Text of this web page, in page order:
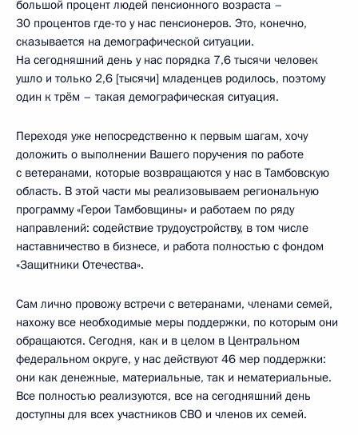
большой процент людей пенсионного возраста –
30 процентов где-то у нас пенсионеров. Это, конечно,
сказывается на демографической ситуации.
На сегодняшний день у нас порядка 7,6 тысячи человек
ушло и только 2,6 [тысячи] младенцев родилось, поэтому
один к трём – такая демографическая ситуация.
Переходя уже непосредственно к первым шагам, хочу
доложить о выполнении Вашего поручения по работе
с ветеранами, которые возвращаются у нас в Тамбовскую
область. В этой части мы реализовываем региональную
программу «Герои Тамбовщины» и работаем по ряду
направлений: содействие трудоустройству, в том числе
наставничество в бизнесе, и работа полностью с фондом
«Защитники Отечества».
Сам лично провожу встречи с ветеранами, членами семей,
нахожу все необходимые меры поддержки, по которым они
обращаются. Сегодня, как и в целом в Центральном
федеральном округе, у нас действуют 46 мер поддержки:
они как денежные, материальные, так и нематериальные.
Все полностью реализуются, все на сегодняшний день
доступны для всех участников СВО и членов их семей.